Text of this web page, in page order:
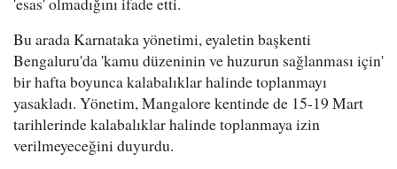
Bu arada Karnataka yönetimi, eyaletin başkenti
Bengaluru'da 'kamu düzeninin ve huzurun sağlanması için'
bir hafta boyunca kalabalıklar halinde toplanmayı
yasakladı. Yönetim, Mangalore kentinde de 15-19 Mart
tarihlerinde kalabalıklar halinde toplanmaya izin
verilmeyeceğini duyurdu.